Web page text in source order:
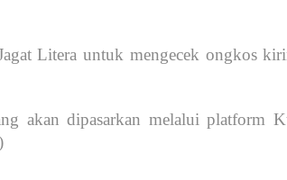
Litera untuk mengecek ongkos
akan dipasarkan melalui platform